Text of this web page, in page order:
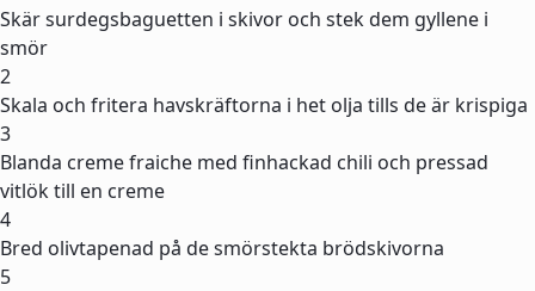
Skär surdegsbaguetten i skivor och stek dem gyllene i
smör
2
Skala och fritera havskräftorna i het olja tills de är krispiga
3
Blanda creme fraiche med finhackad chili och pressad
vitlök till en creme
4
Bred olivtapenad på de smörstekta brödskivorna
5